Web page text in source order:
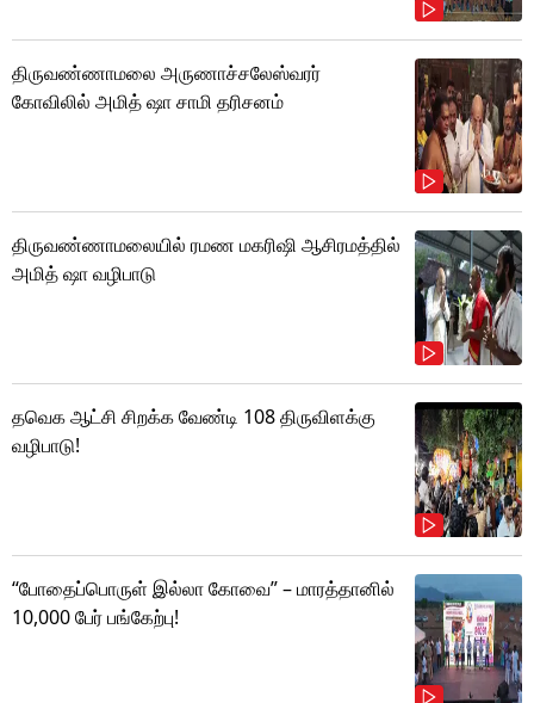
திருவண்ணாமலை அருணாச்சலேஸ்வரர்
கோவிலில் அமித் ஷா சாமி தரிசனம்
திருவண்ணாமலையில் ரமண மகரிஷி ஆசிரமத்தில்
அமித் ஷா வழிபாடு
தவெக ஆட்சி சிறக்க வேண்டி 108 திருவிளக்கு
வழிபாடு!
“போதைப்பொருள் இல்லா கோவை” – மாரத்தானில்
10,000 பேர் பங்கேற்பு!